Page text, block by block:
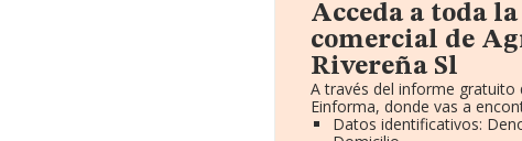
Acceda a toda
comercial de
Rivereña Sl
A través del informe
Einforma, donde vas a
Datos identificativos: